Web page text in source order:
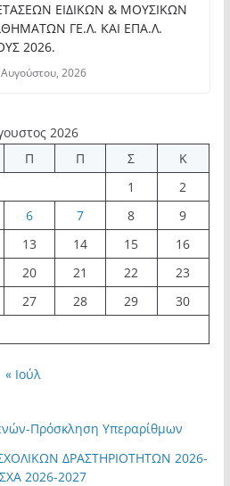
ΕΙΔΙΚΩΝ & ΜΟΥΣΙΚΩΝ
ΓΕ.Λ. ΚΑΙ ΕΠΑ.Λ.
2026.
2026
2026
Π Π Σ
Κ
1
2
6 7 8
9
13 14 15
16
20 21 22
23
27 28 29
30
« Ιούλ
Πρόσκληση Υπεραρίθμων
ΔΡΑΣΤΗΡΙΟΤΗΤΩΝ 2026-
2026-2027